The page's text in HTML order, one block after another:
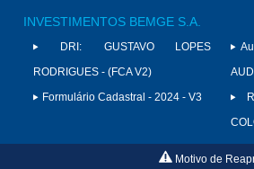
INVESTIMENTOS BEMGE S.A.
DRI:
GUSTAVO LOPES
RODRIGUES - (FCA V2)
Formulário Cadastral - 2024 - V3
Motivo de